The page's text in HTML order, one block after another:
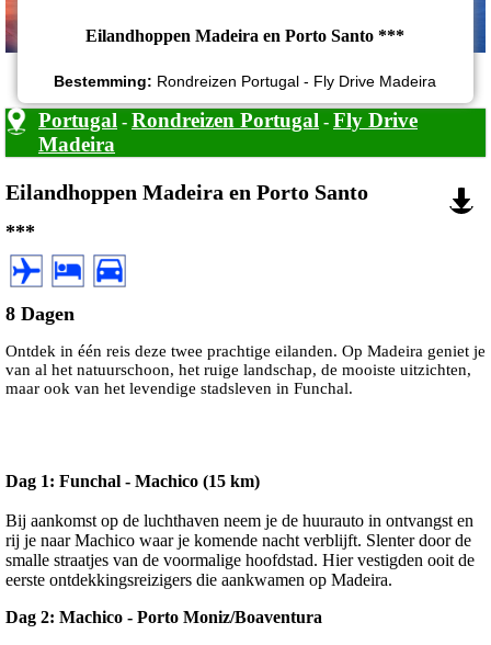
Eilandhoppen Madeira en Porto Santo ***
Bestemming: Rondreizen Portugal - Fly Drive Madeira
Portugal - Rondreizen Portugal - Fly Drive
Madeira
Eilandhoppen Madeira en Porto Santo
***
8 Dagen
Ontdek in één reis deze twee prachtige eilanden. Op Madeira geniet je
van al het natuurschoon, het ruige landschap, de mooiste uitzichten,
maar ook van het levendige stadsleven in Funchal.
Dag 1: Funchal - Machico (15 km)
Bij aankomst op de luchthaven neem je de huurauto in ontvangst en
rij je naar Machico waar je komende nacht verblijft. Slenter door de
smalle straatjes van de voormalige hoofdstad. Hier vestigden ooit de
eerste ontdekkingsreizigers die aankwamen op Madeira.
Dag 2: Machico - Porto Moniz/Boaventura